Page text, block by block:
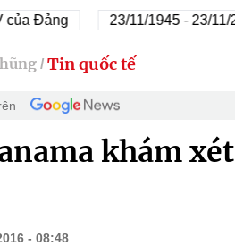
23/11/1945 - 23/11/2025
/ Tin quốc tế
khám
- 08:48